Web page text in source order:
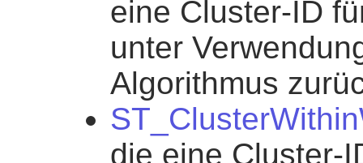
eine Cluster-ID
unter
Algorithmus
die eine Cluster-